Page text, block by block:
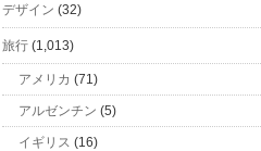
デザイン (32)
旅行 (1,013)
アメリカ (71)
アルゼンチン (5)
イギリス (16)